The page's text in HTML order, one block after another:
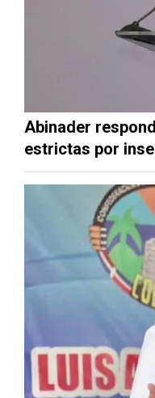
Abinader
estrictas por